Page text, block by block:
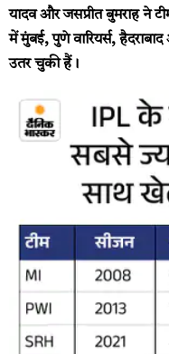
यादव और जसप्रीत बुमराह ने
में मुंबई, पुणे वारियर्स,
उतर चुकी हैं।